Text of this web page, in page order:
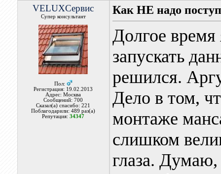
VELUXСервис
Супер консультант
Пол:
Регистрация: 19.02.2013
Адрес: Москва
Сообщений: 700
Сказал(а) спасибо: 221
Поблагодарили: 489 раз(а)
Репутация:34347
Как НЕ надо
Долгое время
запускать
решился.
Дело в том,
монтаже
слишком
глаза.